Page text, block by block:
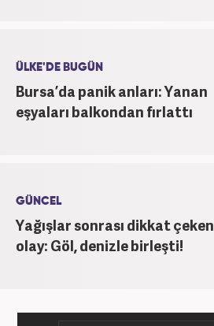
ÜLKE'DE BUGÜN
Bursa’da panik anları: Yanan
eşyaları balkondan fırlattı
GÜNCEL
Yağışlar sonrası dikkat çeken
olay: Göl, denizle birleşti!